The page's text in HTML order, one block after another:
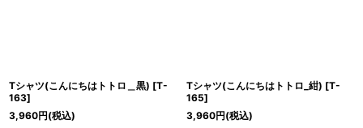
Tシャツ(こんにちはトトロ＿黒) [T-
163]
3,960円(税込)
Tシャツ(こんにちはトトロ_紺) [T-
165]
3,960円(税込)